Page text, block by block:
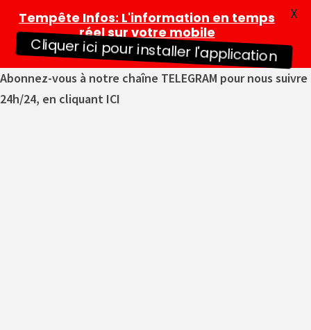
Abonnez-vous à notre chaîne TELEGRAM pour nous suivre
24h/24, en cliquant ICI
Tempête Infos: L'information en temps
réel sur votre mobile
Cliquer ici pour installer l'application
X